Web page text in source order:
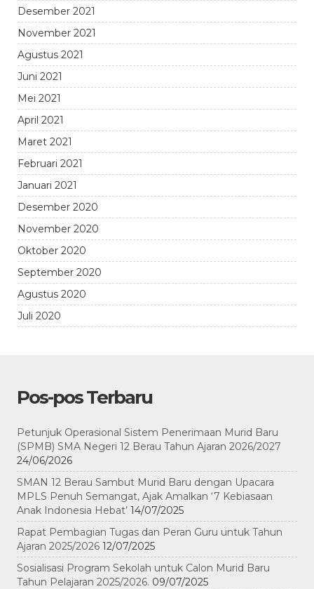
Desember 2021
November 2021
Agustus 2021
Juni 2021
Mei 2021
April 2021
Maret 2021
Februari 2021
Januari 2021
Desember 2020
November 2020
Oktober 2020
September 2020
Agustus 2020
Juli 2020
Pos-pos Terbaru
Petunjuk Operasional Sistem Penerimaan Murid Baru
(SPMB) SMA Negeri 12 Berau Tahun Ajaran 2026/2027
24/06/2026
SMAN 12 Berau Sambut Murid Baru dengan Upacara
MPLS Penuh Semangat, Ajak Amalkan ‘7 Kebiasaan
Anak Indonesia Hebat’ 14/07/2025
Rapat Pembagian Tugas dan Peran Guru untuk Tahun
Ajaran 2025/2026 12/07/2025
Sosialisasi Program Sekolah untuk Calon Murid Baru
Tahun Pelajaran 2025/2026. 09/07/2025